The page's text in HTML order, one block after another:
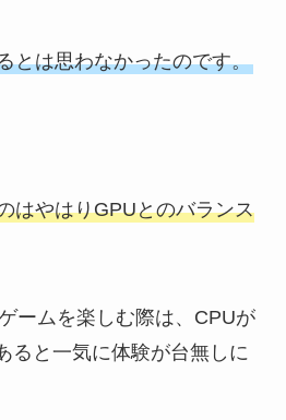
とは思わなかったのです。
はやはりGPUとのバランス
ームを楽しむ際は、CPUが
ると一気に体験が台無しに